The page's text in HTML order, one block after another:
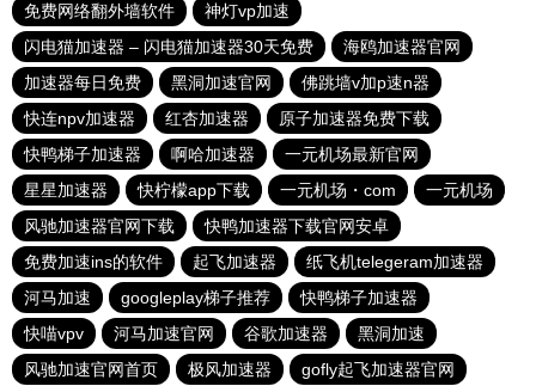
免费网络翻外墙软件
神灯vp加速
闪电猫加速器 – 闪电猫加速器30天免费
海鸥加速器官网
加速器每日免费
黑洞加速官网
佛跳墙v加p速n器
快连npv加速器
红杏加速器
原子加速器免费下载
快鸭梯子加速器
啊哈加速器
一元机场最新官网
星星加速器
快柠檬app下载 一元机场・com
一元机场
风驰加速器官网下载
快鸭加速器下载官网安卓
免费加速ins的软件
起飞加速器
纸飞机telegeram加速器
河马加速
googleplay梯子推荐
快鸭梯子加速器
快喵vpv
河马加速官网 谷歌加速器
黑洞加速
风驰加速官网首页
极风加速器 gofly起飞加速器官网